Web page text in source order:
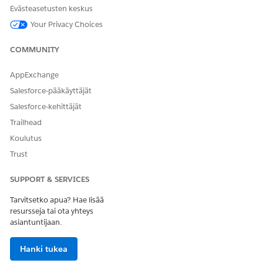
osiostaOta Discovery Framework käyttöön
Ota käyttöön Discovery Framework, Parannetut kysymykset
ja generoivat tekoälyn arviointikysymykset Yleiset
Salesforce-ohje: Discovery-kehyksen ja arviointien
Salesforce-ohje: Discovery-kehyksen ottaminen käyttöön
Anna palautetta, jotta voimme kehittyä!
Evästeasetusten keskus
Your Privacy Choices
COMMUNITY
AppExchange
Salesforce-pääkäyttäjät
Salesforce-kehittäjät
Trailhead
Koulutus
Trust
SUPPORT & SERVICES
Tarvitsetko apua? Hae lisää
resursseja tai ota yhteys
asiantuntijaan.
Hanki tukea